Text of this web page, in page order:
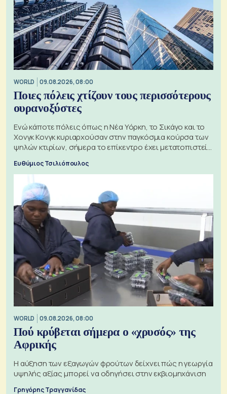
WORLD 09.08.2026, 08:00
Ποιες πόλεις χτίζουν τους περισσότερους
ουρανοξύστες
Ενώ κάποτε πόλεις όπως η Νέα Υόρκη, το Σικάγο και το
Χονγκ Κονγκ κυριαρχούσαν στην παγκόσμια κούρσα των
ψηλών κτιρίων, σήμερα το επίκεντρο έχει μετατοπιστεί
Ευθύμιος Τσιλιόπουλος
WORLD 09.08.2026, 08:00
Πού κρύβεται σήμερα ο «χρυσός» της
Αφρικής
Η αύξηση των εξαγωγών φρούτων δείχνει πώς η γεωργία
υψηλής αξίας μπορεί να οδηγήσει στην εκβιομηχάνιση
Γρηγόρης Τραγγανίδας